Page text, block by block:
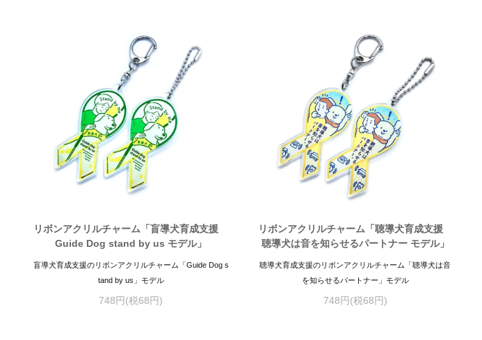
リボンアクリルチャーム「盲導犬育成支援
Guide Dog stand by us モデル」
盲導犬育成支援のリボンアクリルチャーム「Guide Dog s
tand by us」モデル
748円(税68円)
リボンアクリルチャーム「聴導犬育成支援
聴導犬は音を知らせるパートナー モデル」
聴導犬育成支援のリボンアクリルチャーム「聴導犬は音
を知らせるパートナー」モデル
748円(税68円)